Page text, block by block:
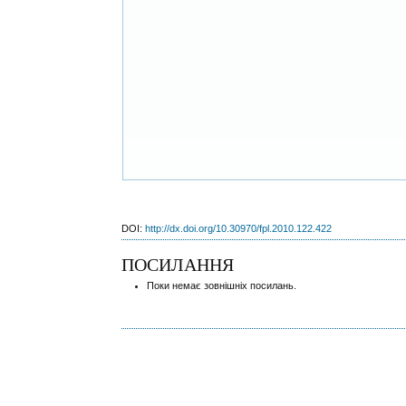
DOI:http://dx.doi.org/10.30970/fpl.2010.122.422
ПОСИЛАННЯ
Поки немає зовнішніх посилань.